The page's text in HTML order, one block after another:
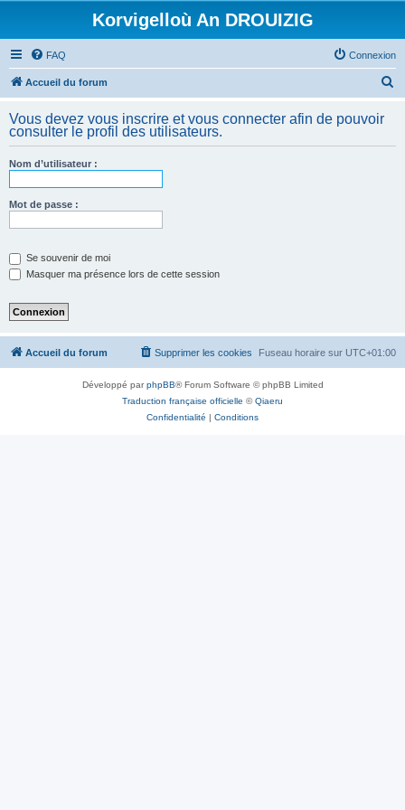
Korvigelloù An DROUIZIG
FAQ Connexion
Accueil du forum
h
Vous devez vous inscrire et vous connecter afin de pouvoir
consulter le profil des utilisateurs.
Nom d’utilisateur :
Mot de passe :
Se souvenir de moi
Masquer ma présence lors de cette session
Accueil du forum Fuseau horaire sur UTC+01:00
Supprimer les cookies
Développé parphpBB® Forum Software © phpBB Limited
Traduction française officielle ©Qiaeru
Confidentialité | Conditions